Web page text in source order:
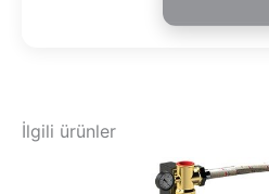
İlgili ürünler